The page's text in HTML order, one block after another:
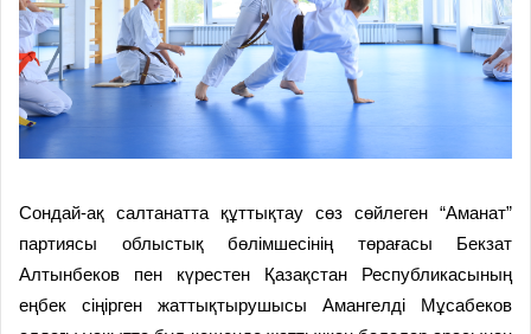
Сондай-ақ салтанатта құттықтау сөз сөйлеген “Аманат”
партиясы облыстық бөлімшесінің төрағасы Бекзат
Алтынбеков пен күрестен Қазақстан Республикасының
еңбек сіңірген жаттықтырушысы Амангелді Мұсабеков